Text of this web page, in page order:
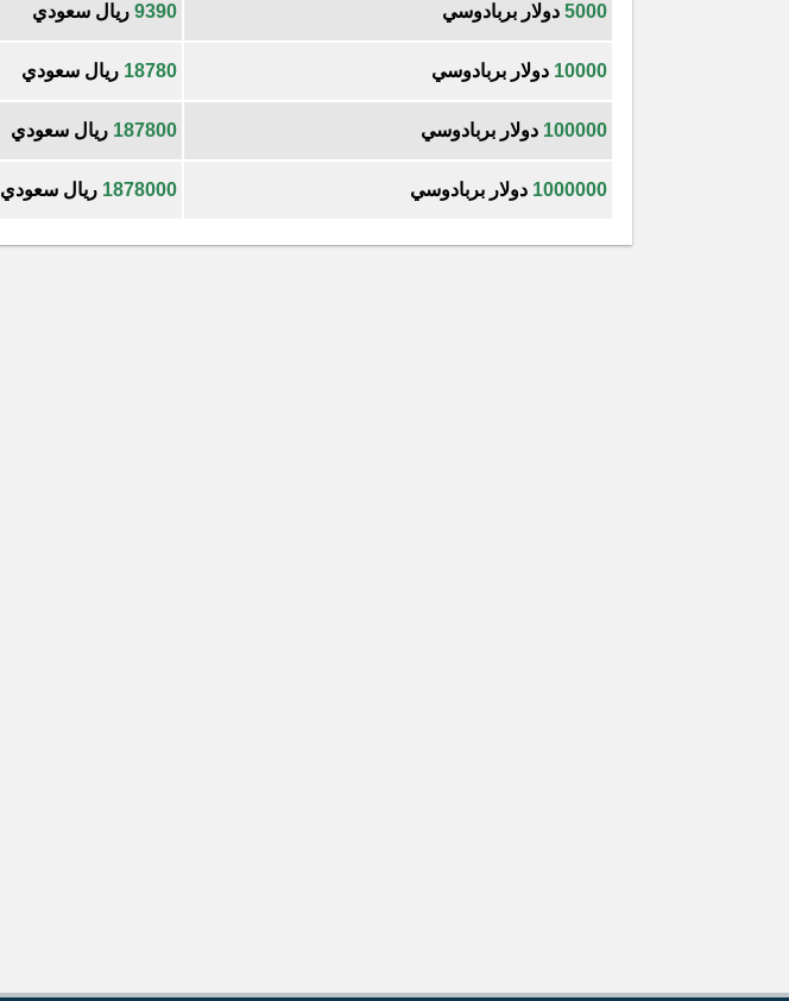
5000 دولار بربادوسي 9390 ريال سعودي
10000 دولار بربادوسي 18780 ريال سعودي
100000 دولار بربادوسي 187800 ريال سعودي
1000000 دولار بربادوسي 1878000 ريال سعودي